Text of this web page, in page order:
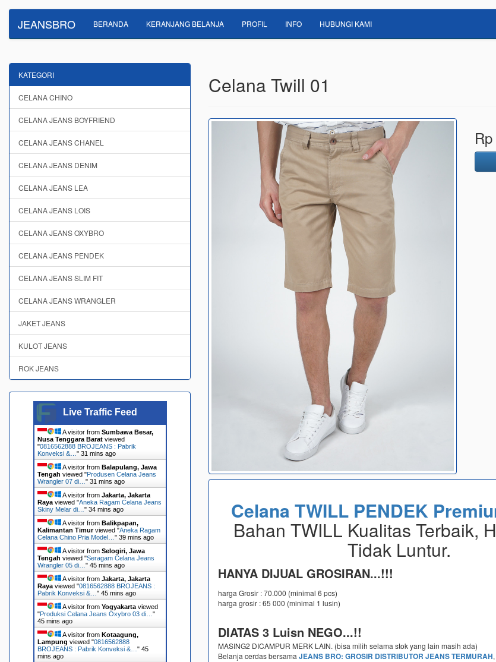
JEANSBRO BERANDA KERANJANG BELANJA PROFIL INFO HUBUNGI KAMI
Celana Twill 01
Celana TWILL PENDEK
Bahan TWILL Kualitas Terbaik,
Tidak Luntur.
HANYA DIJUAL GROSIRAN...!!!
harga Grosir : 70.000 (minimal 6 pcs)
harga grosir : 65 000 (minimal 1 lusin)
DIATAS 3 Luisn NEGO...!!
MASING2 DICAMPUR MERK LAIN. (bisa milih selama stok yang lain masih ada)
Belanja cerdas bersama JEANS BRO: GROSIR DISTRIBUTOR JEANS TERMURAH
KATEGORI
CELANA CHINO
CELANA JEANS BOYFRIEND
CELANA JEANS CHANEL
CELANA JEANS DENIM
CELANA JEANS LEA
CELANA JEANS LOIS
CELANA JEANS OXYBRO
CELANA JEANS PENDEK
CELANA JEANS SLIM FIT
CELANA JEANS WRANGLER
JAKET JEANS
KULOT JEANS
ROK JEANS
Live Traffic Feed
A visitor from Sumbawa Besar,
Nusa Tenggara Baratviewed
"0816562888 BROJEANS : Pabrik
Konveksi &… " 31 mins ago
A visitor from Balapulang, Jawa
Tengah viewed "Produsen Celana Jeans
Wrangler 07 di… " 31 mins ago
A visitor from Jakarta, Jakarta
Rayaviewed "Aneka Ragam Celana Jeans
Skiny Melar di… " 35 mins ago
A visitor from Balikpapan,
Kalimantan Timurviewed "Aneka Ragam
Celana Chino Pria Model… " 39 mins ago
A visitor from Selogiri, Jawa
Tengah viewed "Seragam Celana Jeans
Wrangler 05 di… " 45 mins ago
A visitor from Jakarta, Jakarta
Rayaviewed "0816562888 BROJEANS :
Pabrik Konveksi &… " 45 mins ago
A visitor from Yogyakartaviewed
"Produksi Celana Jeans Oxybro 03 di… "
45 mins ago
A visitor from Kotaagung,
Lampung viewed "0816562888
BROJEANS : Pabrik Konveksi &… " 45
mins ago